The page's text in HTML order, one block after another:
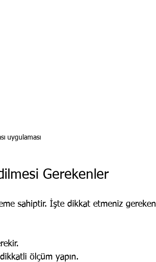
uygulaması
Gerekenler
sahiptir. İşte dikkat etmeniz gereken
ölçüm yapın.